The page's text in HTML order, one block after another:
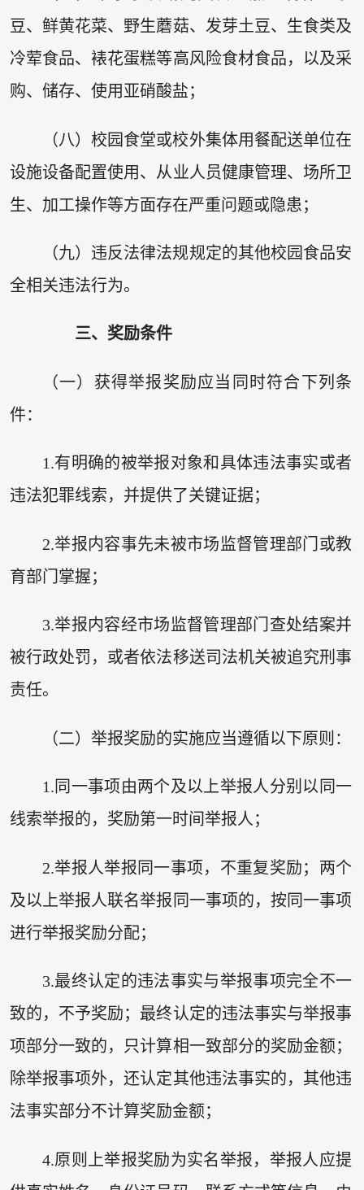
豆、鲜黄花菜、野生蘑菇、发芽土豆、生食类及
冷荤食品、裱花蛋糕等高风险食材食品，以及采
购、储存、使用亚硝酸盐；
（八）校园食堂或校外集体用餐配送单位在
设施设备配置使用、从业人员健康管理、场所卫
生、加工操作等方面存在严重问题或隐患；
（九）违反法律法规规定的其他校园食品安
全相关违法行为。
三、奖励条件
（一）获得举报奖励应当同时符合下列条
件：
1.有明确的被举报对象和具体违法事实或者
违法犯罪线索，并提供了关键证据；
2.举报内容事先未被市场监督管理部门或教
育部门掌握；
3.举报内容经市场监督管理部门查处结案并
被行政处罚，或者依法移送司法机关被追究刑事
责任。
（二）举报奖励的实施应当遵循以下原则：
1.同一事项由两个及以上举报人分别以同一
线索举报的，奖励第一时间举报人；
2.举报人举报同一事项，不重复奖励；两个
及以上举报人联名举报同一事项的，按同一事项
进行举报奖励分配；
3.最终认定的违法事实与举报事项完全不一
致的，不予奖励；最终认定的违法事实与举报事
项部分一致的，只计算相一致部分的奖励金额；
除举报事项外，还认定其他违法事实的，其他违
法事实部分不计算奖励金额；
4.原则上举报奖励为实名举报，举报人应提